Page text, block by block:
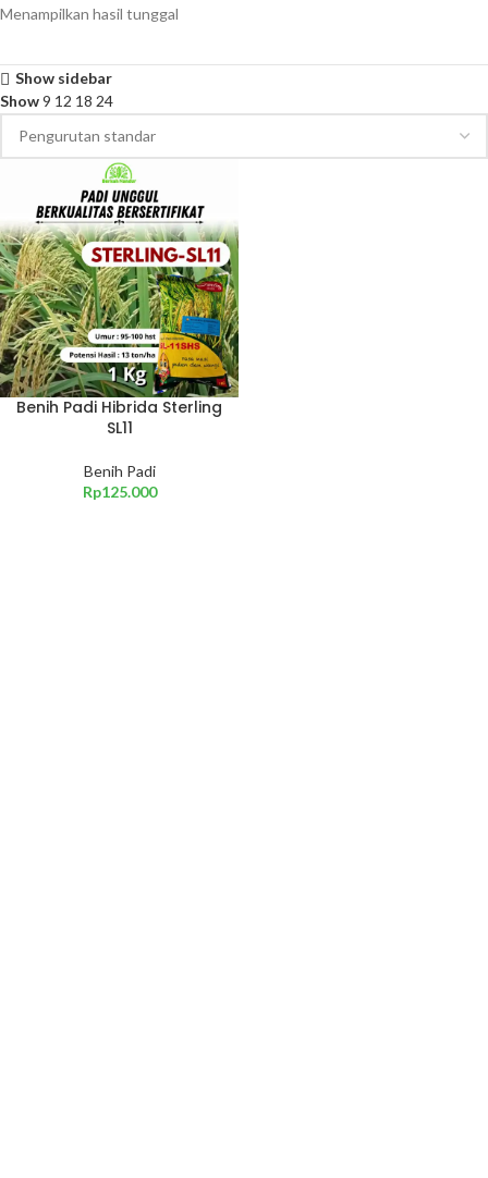
Menampilkan hasil tunggal
Show sidebar
Show9 12 18 24
Benih Padi Hibrida Sterling
SL11
Benih Padi
Rp125.000